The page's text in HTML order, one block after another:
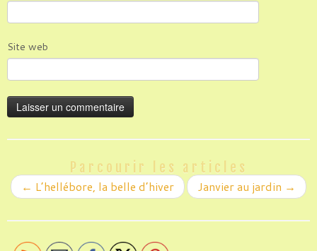
Site web
Parcourir les articles
← L’hellébore, la belle d’hiver Janvier au jardin →